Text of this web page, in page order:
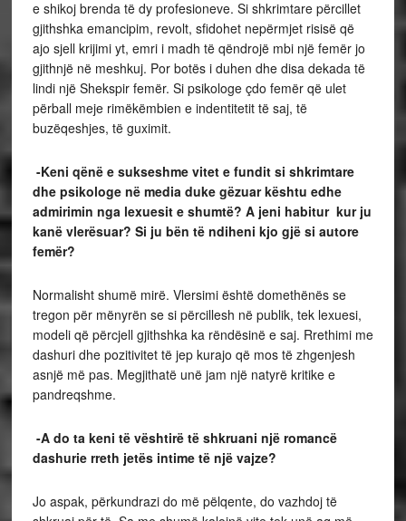
e shikoj brenda të dy profesioneve. Si shkrimtare përcillet
gjithshka emancipim, revolt, sfidohet nepërmjet risisë që
ajo sjell krijimi yt, emri i madh të qëndrojë mbi një femër jo
gjithnjë në meshkuj. Por botës i duhen dhe disa dekada të
lindi një Shekspir femër. Si psikologe çdo femër që ulet
përball meje rimëkëmbien e indentitetit të saj, të
buzëqeshjes, të guximit.
-Keni qënë e sukseshme vitet e fundit si shkrimtare
dhe psikologe në media duke gëzuar kështu edhe
admirimin nga lexuesit e shumtë? A jeni habitur kur ju
kanë vlerësuar? Si ju bën të ndiheni kjo gjë si autore
femër?
Normalisht shumë mirë. Vlersimi është domethënës se
tregon për mënyrën se si përcillesh në publik, tek lexuesi,
modeli që përcjell gjithshka ka rëndësinë e saj. Rrethimi me
dashuri dhe pozitivitet të jep kurajo që mos të zhgenjesh
asnjë më pas. Megjithatë unë jam një natyrë kritike e
pandreqshme.
-A do ta keni të vështirë të shkruani një romancë
dashurie rreth jetës intime të një vajze?
Jo aspak, përkundrazi do më pëlqente, do vazhdoj të